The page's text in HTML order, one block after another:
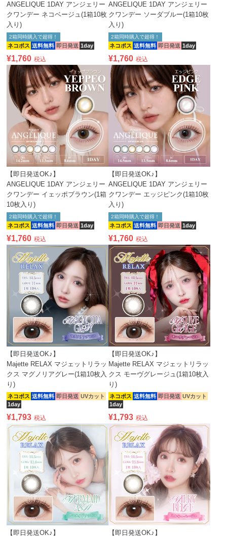
ANGELIQUE 1DAY アンジェリー
クワンデー ネコベージュ(1箱10枚
入り)
ネコポス 送料無料 即日発送 1day
2箱同時購入で超得！
¥1,760 税込
ANGELIQUE 1DAY アンジェリー
クワンデー ソーダブルー(1箱10枚
入り)
ネコポス 送料無料 即日発送 1day
2箱同時購入で超得！
¥1,760 税込
【即日発送OK♪】
ANGELIQUE 1DAY アンジェリー
クワンデー イェッポブラウン(1箱
10枚入り)
ネコポス 送料無料 即日発送 1day
2箱同時購入で超得！
¥1,760 税込
【即日発送OK♪】
ANGELIQUE 1DAY アンジェリー
クワンデー エッジピンク(1箱10枚
入り)
ネコポス 送料無料 即日発送 1day
2箱同時購入で超得！
¥1,760 税込
【即日発送OK♪】
Majette RELAX マジェットリラッ
クス マグノリアグレー(1箱10枚入
り)
ネコポス 送料無料 即日発送 UVカット
1day
¥1,793 税込
【即日発送OK♪】
Majette RELAX マジェットリラッ
クス モーヴグレージュ(1箱10枚入
り)
ネコポス 送料無料 即日発送 UVカット
1day
¥1,793 税込
【即日発送OK♪】
【即日発送OK♪】